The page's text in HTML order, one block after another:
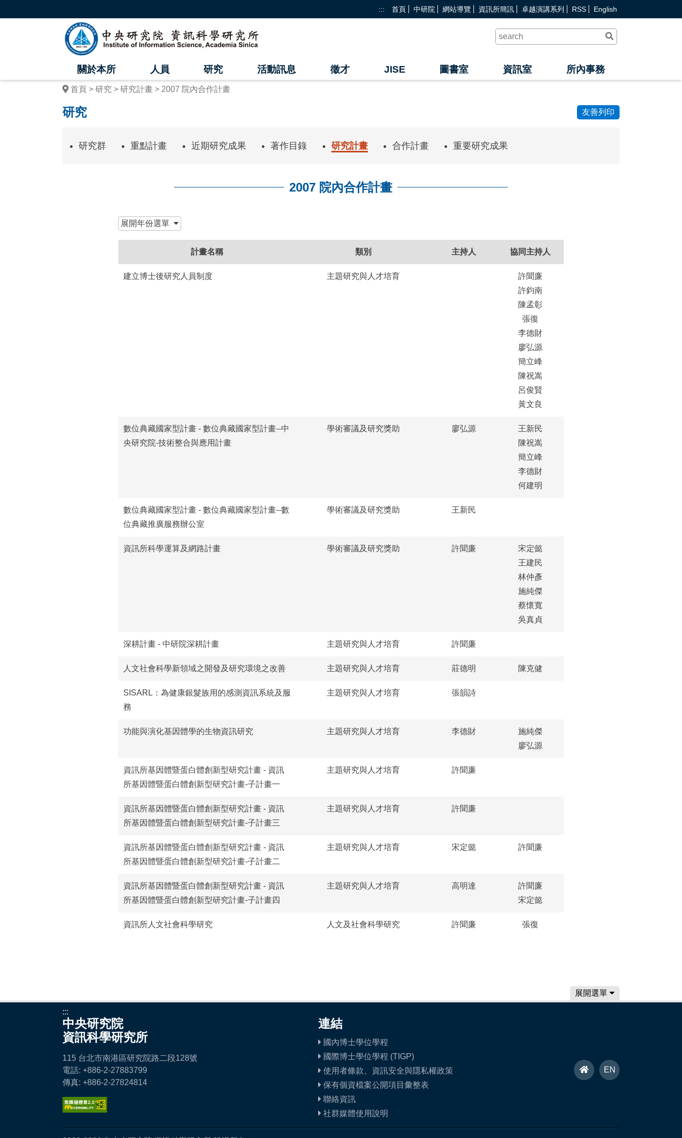
::: 首頁 中研院 網站導覽 資訊所簡訊 卓越演講系列 RSS English
中
央
研
究
資
出
關於本所 人員 研究 活動訊息 徵才 JISE 圖書室 資訊室 所內事務
首頁 研究 研究計畫 2007 院內合作計畫
研究 友善列印
研究群 重點計畫 近期研究成果 著作目錄 研究計畫 合作計畫 重要研究成果
2007 院內合作計畫
展開年份選單
計畫名稱 類別 主持人 協同主持人
建立博士後研究人員制度 主題研究與人才培育
許聞廉
許鈞南
陳孟彰
張復
李德財
廖弘源
簡立峰
陳祝嵩
呂俊賢
黃文良
數位典藏國家型計畫 - 數位典藏國家型計畫--中
央研究院-技術整合與應用計畫
學術審議及研究獎助 廖弘源
王新民
陳祝嵩
簡立峰
李德財
何建明
數位典藏國家型計畫 - 數位典藏國家型計畫--數
位典藏推廣服務辦公室
學術審議及研究獎助 王新民
資訊所科學運算及網路計畫 學術審議及研究獎助 許聞廉
宋定懿
王建民
林仲彥
施純傑
蔡懷寬
吳真貞
深耕計畫 - 中研院深耕計畫 主題研究與人才培育 許聞廉
人文社會科學新領域之開發及研究環境之改善 主題研究與人才培育 莊德明 陳克健
SISARL：為健康銀髮族用的感測資訊系統及服
務
主題研究與人才培育 張韻詩
功能與演化基因體學的生物資訊研究 主題研究與人才培育 李德財
施純傑
廖弘源
資訊所基因體暨蛋白體創新型研究計畫 - 資訊
所基因體暨蛋白體創新型研究計畫-子計畫一
主題研究與人才培育 許聞廉
資訊所基因體暨蛋白體創新型研究計畫 - 資訊
所基因體暨蛋白體創新型研究計畫-子計畫三
主題研究與人才培育 許聞廉
資訊所基因體暨蛋白體創新型研究計畫 - 資訊
所基因體暨蛋白體創新型研究計畫-子計畫二
主題研究與人才培育 宋定懿 許聞廉
資訊所基因體暨蛋白體創新型研究計畫 - 資訊
所基因體暨蛋白體創新型研究計畫-子計畫四
主題研究與人才培育 高明達
許聞廉
宋定懿
資訊所人文社會科學研究 人文及社會科學研究 許聞廉 張復
展開選單
:::
中央研究院
資訊科學研究所
115 台北市南港區研究院路二段128號
電話: +886-2-27883799
傳真: +886-2-27824814
連結
國內博士學位學程
國際博士學位學程 (TIGP)
使用者條款、資訊安全與隱私權政策
保有個資檔案公開項目彙整表
聯絡資訊
社群媒體使用說明
首 EN